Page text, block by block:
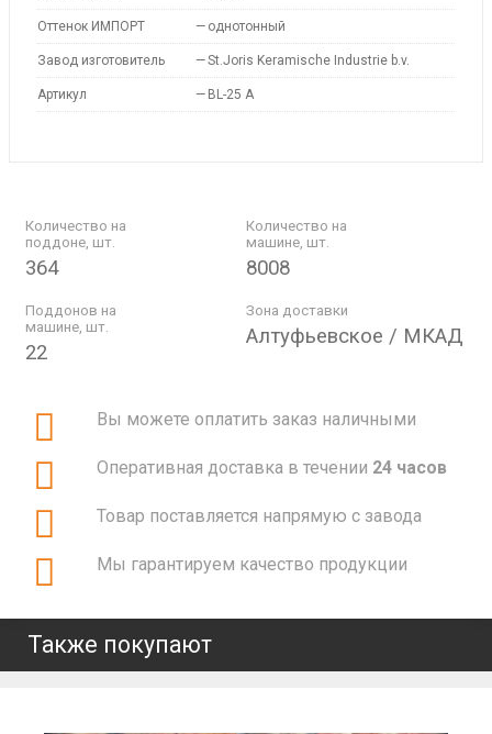
Оттенок ИМПОРТ — однотонный
Завод изготовитель —St.Joris Keramische Industrie b.v.
Артикул — BL-25 A
Количество на
поддоне, шт.
364
Количество на
машине, шт.
8008
Поддонов на
машине, шт.
22
Зона доставки
Алтуфьевское / МКАД
Вы можете оплатить заказ наличными
Оперативная доставка в течении 24 часов
Товар поставляется напрямую с завода
Мы гарантируем качество продукции
Также покупают